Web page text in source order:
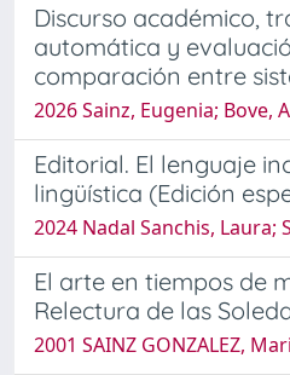
Discurso académico,
automática y
comparación entre
2026 Sainz, Eugenia; Bove,
Editorial. El lenguaje
lingüística (Edición
2024 Nadal Sanchis, Laura;
El arte en tiempos de
Relectura de las
2001 SAINZ GONZALEZ,